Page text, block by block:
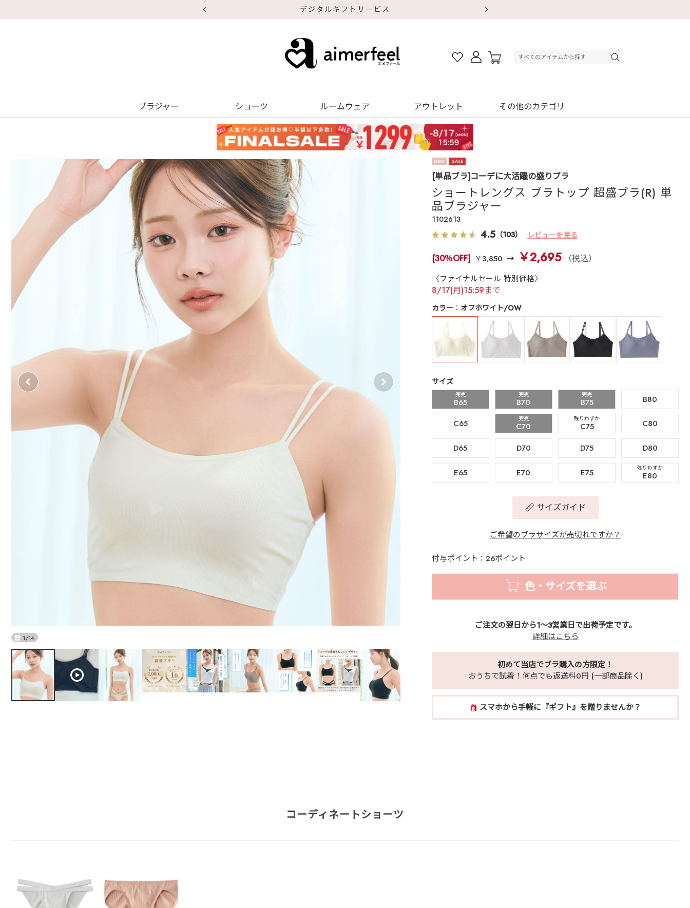
デジタルギフトサービス
ブラジャー ショーツ ルームウェア アウトレット その他のカテゴリ
1/14
[単品ブラ]コーデに大活躍の盛りブラ
ショートレングス ブラトップ 超盛ブラ(R) 単
品ブラジャー
1102613
4.5 （103） レビューを見る
[30％OFF] ￥3,850 ￥2,695 （税込）
〈ファイナルセール 特別価格〉
8/17(月)15:59まで
カラー オフホワイト/OW
サイズ
完売
B65
完売
B70
完売
B75 B80
C65 完売
C70
残りわずか
C75 C80
D65 D70 D75 D80
E65 E70 E75 残りわずか
E80
サイズガイド
ご希望のブラサイズが売切れですか？
付与ポイント：26ポイント
色・サイズを選ぶ
ご注文の翌日から1～3営業日で出荷予定です。
詳細はこちら
初めて当店でブラ購入の方限定！
おうちで試着！何点でも返送料0円 (一部商品除く)
スマホから手軽に『ギフト』を贈りませんか？
コーディネートショーツ